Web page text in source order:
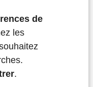
de
les
.